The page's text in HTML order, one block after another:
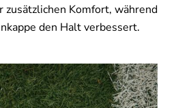
zusätzlichen Komfort, während
den Halt verbessert.